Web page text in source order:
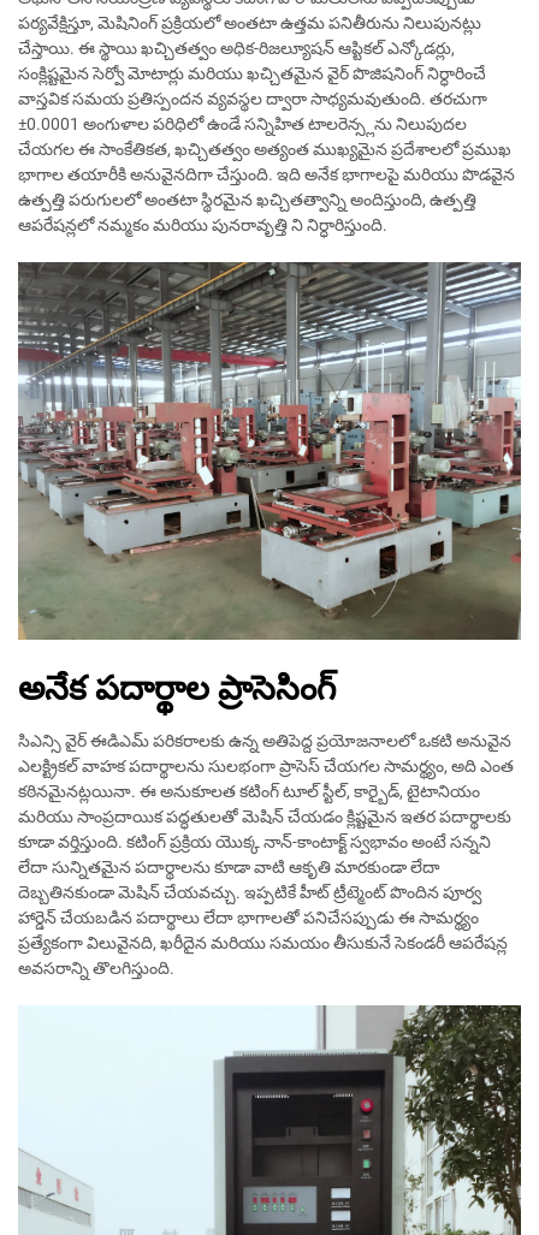
పర్యవేక్షిస్తూ, మెషినింగ్ ప్రక్రియలో అంతటా ఉత్తమ పనితీరును నిలుపునట్లు
చేస్తాయి. ఈ స్థాయి ఖచ్చితత్వం అధిక-రిజల్యూషన్ ఆప్టికల్ ఎన్కోడర్లు,
సంక్లిష్టమైన సెర్వో మోటార్లు మరియు ఖచ్చితమైన వైర్ పొజిషనింగ్ నిర్ధారించే
వాస్తవిక సమయ ప్రతిస్పందన వ్యవస్థల ద్వారా సాధ్యమవుతుంది. తరచుగా
±0.0001 అంగుళాల పరిధిలో ఉండే సన్నిహిత టాలరెన్స్లను నిలుపుదల
చేయగల ఈ సాంకేతికత, ఖచ్చితత్వం అత్యంత ముఖ్యమైన ప్రదేశాలలో ప్రముఖ
భాగాల తయారీకి అనువైనదిగా చేస్తుంది. ఇది అనేక భాగాలపై మరియు పొడవైన
ఉత్పత్తి పరుగులలో అంతటా స్థిరమైన ఖచ్చితత్వాన్ని అందిస్తుంది, ఉత్పత్తి
ఆపరేషన్లలో నమ్మకం మరియు పునరావృత్తి ని నిర్ధారిస్తుంది.
అనేక పదార్థాల ప్రాసెసింగ్
సిఎన్సి వైర్ ఈడిఎమ్ పరికరాలకు ఉన్న అతిపెద్ద ప్రయోజనాలలో ఒకటి అనువైన
ఎలక్ట్రికల్ వాహక పదార్థాలను సులభంగా ప్రాసెస్ చేయగల సామర్థ్యం, అది ఎంత
కఠినమైనట్లయినా. ఈ అనుకూలత కటింగ్ టూల్ స్టీల్, కార్బైడ్, టైటానియం
మరియు సాంప్రదాయిక పద్ధతులతో మెషిన్ చేయడం క్లిష్టమైన ఇతర పదార్థాలకు
కూడా వర్తిస్తుంది. కటింగ్ ప్రక్రియ యొక్క నాన్-కాంటాక్ట్ స్వభావం అంటే సన్నని
లేదా సున్నితమైన పదార్థాలను కూడా వాటి ఆకృతి మారకుండా లేదా
దెబ్బతినకుండా మెషిన్ చేయవచ్చు. ఇప్పటికే హీట్ ట్రీట్మెంట్ పొందిన పూర్వ
హార్డెన్ చేయబడిన పదార్థాలు లేదా భాగాలతో పనిచేసప్పుడు ఈ సామర్థ్యం
ప్రత్యేకంగా విలువైనది, ఖరీదైన మరియు సమయం తీసుకునే సెకండరీ ఆపరేషన్ల
అవసరాన్ని తొలగిస్తుంది.